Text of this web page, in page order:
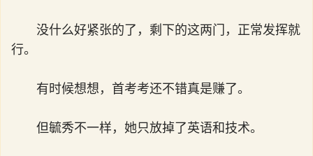
没什么好紧张的了，剩下的这两门，正常发挥就
行。
有时候想想，首考考还不错真是赚了。
但毓秀不一样，她只放掉了英语和技术。